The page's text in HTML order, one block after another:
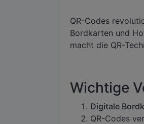
QR-Codes
Bordkarten und
macht die QR-
Wichtige
Digitale
QR-Codes